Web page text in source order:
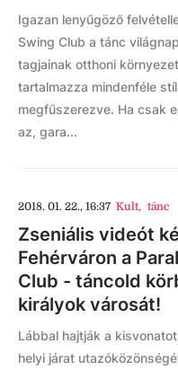
Igazan lenyűgöző
Swing Club a tánc
tagjainak otthoni
tartalmazza mindenféle
megfűszerezve. Ha csak
az, gara...
2018. 01. 22., 16:37 Kult, tánc
Zseniális videót
Fehérváron a
Club - táncold
királyok városát!
Lábbal hajtják a
helyi járat